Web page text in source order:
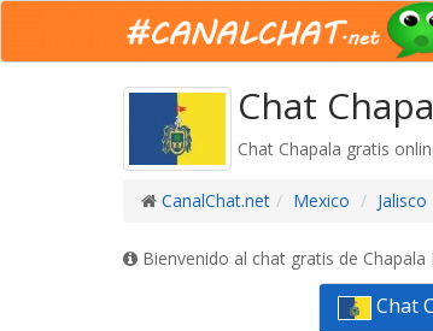
Chat
Chat Chapala gratis
CanalChat.net Mexico Jalisco
Bienvenido al chat gratis de
Chat